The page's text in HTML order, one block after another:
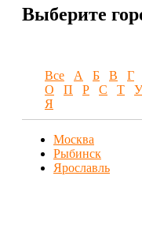
Выберите
Все А Б В Г
О
П Р С Т У
Я
Москва
Рыбинск
Ярославль